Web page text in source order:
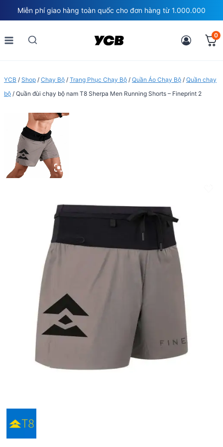
to
content
Miễn phí giao hàng toàn quốc cho đơn hàng từ 1.000.000
0
YCB / Shop / Chạy Bộ / Trang Phục Chạy Bộ / Quần Áo Chạy Bộ / Quần chạy
bộ / Quần đùi chạy bộ nam T8 Sherpa Men Running Shorts – Fineprint 2